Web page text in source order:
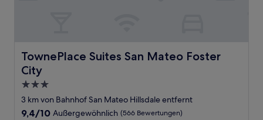
TownePlace Suites San Mateo Foster
City
TownePlace Suites San Mateo Foster City
3.0-
Sterne-
Unterkunft
3 km von Bahnhof San Mateo Hillsdale entfernt
9.4
9,4/10 Außergewöhnlich (566 Bewertungen)